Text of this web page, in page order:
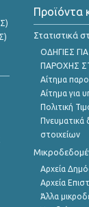
Προϊόντα
Στατιστικά
ΟΔΗΓΙΕΣ
ΠΑΡΟΧΗΣ
Αίτημα
Αίτημα για
Πολιτική
Πνευματικά
στοιχείων
Αρχεία
Αρχεία
Άλλα